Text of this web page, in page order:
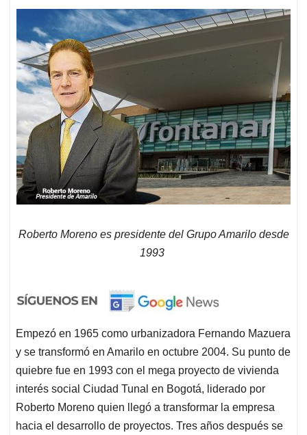
Roberto Moreno es presidente del Grupo Amarilo desde
1993
Empezó en 1965 como urbanizadora Fernando Mazuera
y se transformó en Amarilo en octubre 2004. Su punto de
quiebre fue en 1993 con el mega proyecto de vivienda
interés social Ciudad Tunal en Bogotá, liderado por
Roberto Moreno quien llegó a transformar la empresa
hacia el desarrollo de proyectos. Tres años después se